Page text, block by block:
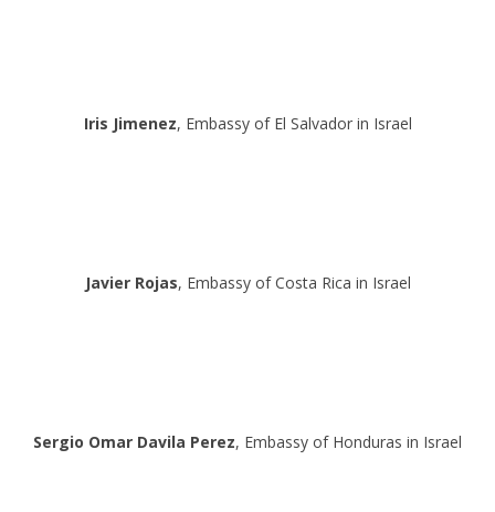
Iris Jimenez, Embassy of El Salvador in Israel
Javier Rojas, Embassy of Costa Rica in Israel
Sergio Omar Davila Perez, Embassy of Honduras in Israel